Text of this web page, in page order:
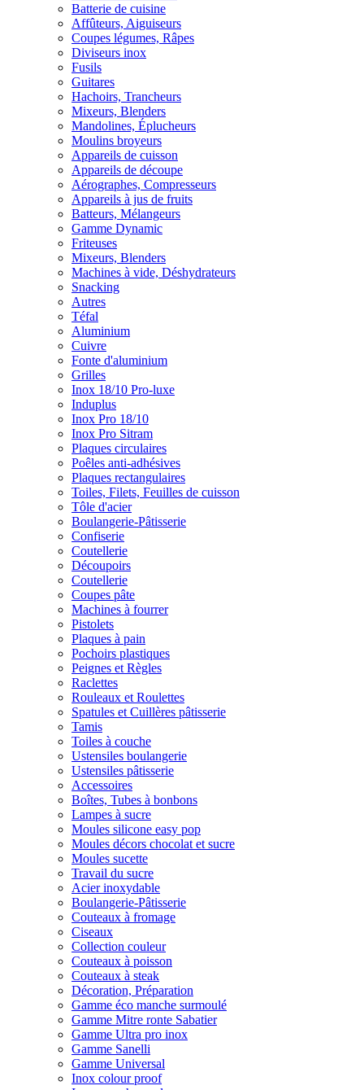
Batterie de cuisine
Affûteurs, Aiguiseurs
Coupes légumes, Râpes
Diviseurs inox
Fusils
Guitares
Hachoirs, Trancheurs
Mixeurs, Blenders
Mandolines, Éplucheurs
Moulins broyeurs
Appareils de cuisson
Appareils de découpe
Aérographes, Compresseurs
Appareils à jus de fruits
Batteurs, Mélangeurs
Gamme Dynamic
Friteuses
Mixeurs, Blenders
Machines à vide, Déshydrateurs
Snacking
Autres
Téfal
Aluminium
Cuivre
Fonte d'aluminium
Grilles
Inox 18/10 Pro-luxe
Induplus
Inox Pro 18/10
Inox Pro Sitram
Plaques circulaires
Poêles anti-adhésives
Plaques rectangulaires
Toiles, Filets, Feuilles de cuisson
Tôle d'acier
Boulangerie-Pâtisserie
Confiserie
Coutellerie
Découpoirs
Coutellerie
Coupes pâte
Machines à fourrer
Pistolets
Plaques à pain
Pochoirs plastiques
Peignes et Règles
Raclettes
Rouleaux et Roulettes
Spatules et Cuillères pâtisserie
Tamis
Toiles à couche
Ustensiles boulangerie
Ustensiles pâtisserie
Accessoires
Boîtes, Tubes à bonbons
Lampes à sucre
Moules silicone easy pop
Moules décors chocolat et sucre
Moules sucette
Travail du sucre
Acier inoxydable
Boulangerie-Pâtisserie
Couteaux à fromage
Ciseaux
Collection couleur
Couteaux à poisson
Couteaux à steak
Décoration, Préparation
Gamme éco manche surmoulé
Gamme Mitre ronte Sabatier
Gamme Ultra pro inox
Gamme Sanelli
Gamme Universal
Inox colour proof